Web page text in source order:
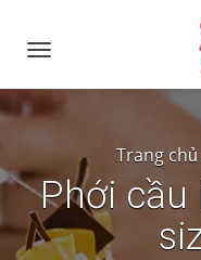
Toggle
Trang chủ
Phới cầu